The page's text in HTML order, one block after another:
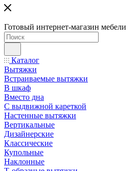
Готовый интернет-магазин мебели
Каталог
Вытяжки
Встраиваемые вытяжки
В шкаф
Вместо дна
С выдвижной кареткой
Настенные вытяжки
Вертикальные
Дизайнерские
Классические
Купольные
Наклонные